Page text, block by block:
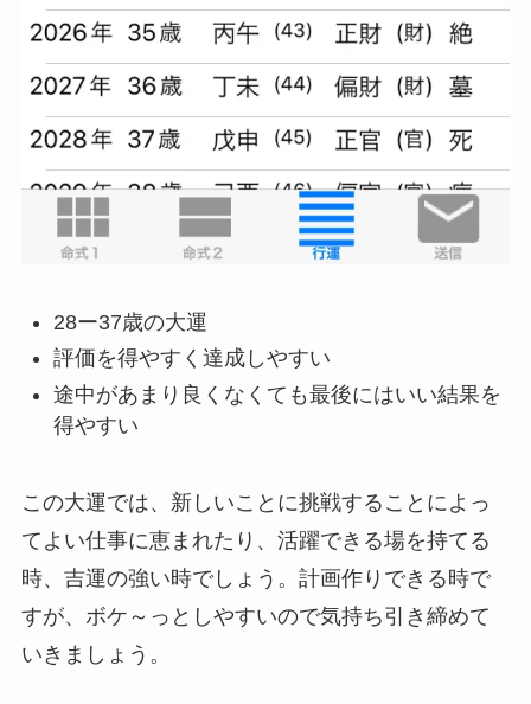
28ー37歳の大運
評価を得やすく達成しやすい
途中があまり良くなくても最後にはいい結果を
得やすい
この大運では、新しいことに挑戦することによっ
てよい仕事に恵まれたり、活躍できる場を持てる
時、吉運の強い時でしょう。計画作りできる時で
すが、ボケ～っとしやすいので気持ち引き締めて
いきましょう。